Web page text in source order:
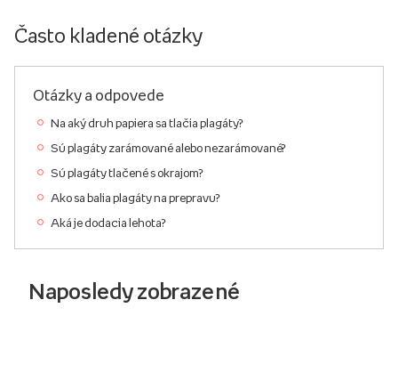
Často kladené otázky
Otázky a odpovede
Na aký druh papiera sa tlačia plagáty?
Sú plagáty zarámované alebo nezarámované?
Sú plagáty tlačené s okrajom?
Ako sa balia plagáty na prepravu?
Aká je dodacia lehota?
Naposledy zobrazené